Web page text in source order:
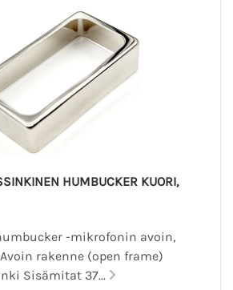
HUMBUCKER KUORI,
-mikrofonin avoin,
rakenne (open frame)
Sisämitat 37...